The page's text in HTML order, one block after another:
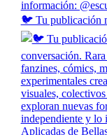
🐦 Tu publicación